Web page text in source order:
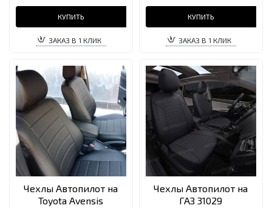
КУПИТЬ
ЗАКАЗ В 1 КЛИК
КУПИТЬ
ЗАКАЗ В 1 КЛИК
Чехлы Автопилот на
Toyota Avensis
Чехлы Автопилот на
ГАЗ 31029